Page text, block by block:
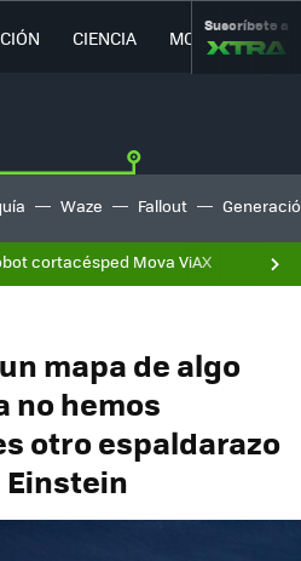
CIENCIA MOVILIDAD
Suscríbete a
Waze Fallout
cortacésped Mova ViAX
mapa de algo
no hemos
otro espaldarazo
Einstein